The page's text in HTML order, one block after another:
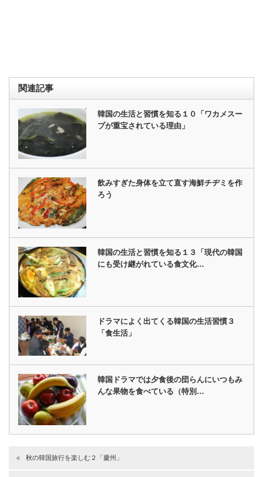
関連記事
韓国の生活と習慣を知る１０「ワカメスー
プが重宝されている理由」
飲みすぎた身体を立て直す海鮮チヂミを作
ろう
韓国の生活と習慣を知る１３「現代の韓国
にも受け継がれている食文化…
ドラマによく出てくる韓国の生活習慣３
「食生活」
韓国ドラマでは夕食後の団らんにいつもみ
んな果物を食べている（特別…
秋の韓国旅行を楽しむ２「慶州」